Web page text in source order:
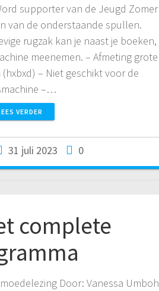
supporter van de Jeugd Zomer
van de onderstaande spullen.
rugzak kan je naast je boeken,
meenemen. – Afmeting grote
(hxbxd) – Niet geschikt voor de
–…
VERDER
31 juli 2023 0
complete
Door: Vanessa Umboh